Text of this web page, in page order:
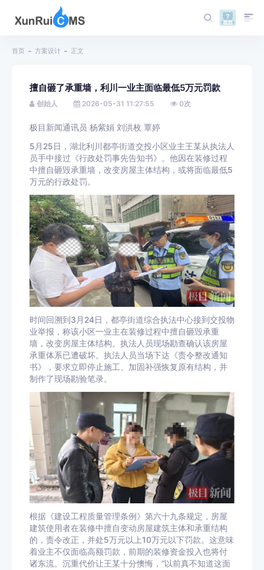
首页 方案设计 正文
擅自砸了承重墙，利川一业主面临最低5万元罚款
创始人 2026-05-31 11:27:55 0次
极目新闻通讯员 杨紫娟 刘洪枚 覃婷
5月25日，湖北利川都亭街道交投小区业主王某从执法人
员手中接过《行政处罚事先告知书》。他因在装修过程
中擅自砸毁承重墙，改变房屋主体结构，或将面临最低5
万元的行政处罚。
时间回溯到3月24日，都亭街道综合执法中心接到交投物
业举报，称该小区一业主在装修过程中擅自砸毁承重
墙，改变房屋主体结构。执法人员现场勘查确认该房屋
承重体系已遭破坏。执法人员当场下达《责令整改通知
书》，要求立即停止施工、加固补强恢复原有结构，并
制作了现场勘验笔录。
根据《建设工程质量管理条例》第六十九条规定，房屋
建筑使用者在装修中擅自变动房屋建筑主体和承重结构
的，责令改正，并处5万元以上10万元以下罚款。这意味
着业主不仅面临高额罚款，前期的装修资金投入也将付
诸东流。沉重代价让王某十分懊悔，“以前真不知道这面